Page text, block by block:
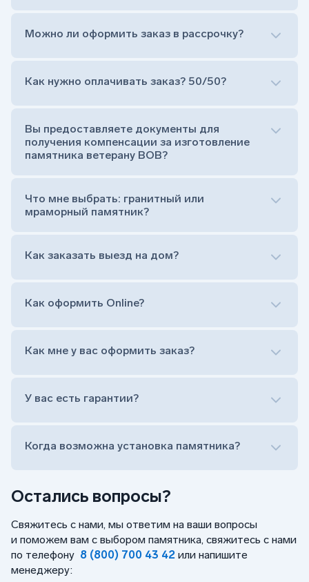
Остались вопросы?
Свяжитесь с нами, мы ответим на ваши вопросы
и поможем вам с выбором памятника, свяжитесь с нами
по телефону 8 (800) 700 43 42 или напишите
менеджеру:
Сам комплект памятника:
Тумба (постамент, на который при помощи
штыря устанавливается стела)
Цветник (обрамление могилки, бывает, что
Обработка и сверловка комплекта
Расположение символа веры (крестик или
на символ веры или вовсе портрет не рисовать)
прописной)
Можно ли оформить заказ в рассрочку?
Как нужно оплачивать заказ? 50/50?
Вы предоставляете документы для
получения компенсации за изготовление
памятника ветерану ВОВ?
Что мне выбрать: гранитный или
мраморный памятник?
Как заказать выезд на дом?
Оформить заказ удаленно (online)
Заказать бесплатный выезд менеджера на дом
Как оформить Online?
Оформить заказ удаленно (online)
Заказать бесплатный выезд менеджера на дом
Как мне у вас оформить заказ?
У вас есть гарантии?
Когда возможна установка памятника?